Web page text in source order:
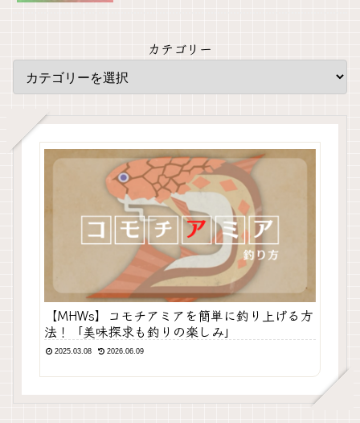
カテゴリー
【MHWs】コモチアミアを簡単に釣り上げる方
法！「美味探求も釣りの楽しみ」
2025.03.08 2026.06.09